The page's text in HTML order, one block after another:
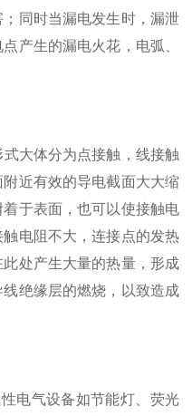
同时当漏电发生时，漏泄
产生的漏电火花，电弧、
大体分为点接触，线接触
近有效的导电截面大大缩
于表面，也可以使接触电
电阻不大，连接点的发热
处产生大量的热量，形成
绝缘层的燃烧，以致造成
电气设备如节能灯、荧光